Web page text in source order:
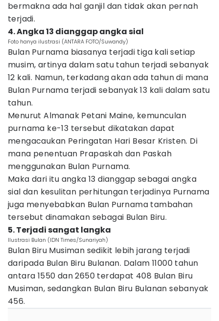
bermakna ada hal ganjil dan tidak akan pernah
terjadi.
4. Angka 13 dianggap angka sial
Foto hanya ilustrasi (ANTARA FOTO/Suwandy)
Bulan Purnama biasanya terjadi tiga kali setiap
musim, artinya dalam satu tahun terjadi sebanyak
12 kali. Namun, terkadang akan ada tahun di mana
Bulan Purnama terjadi sebanyak 13 kali dalam satu
tahun.
Menurut Almanak Petani Maine, kemunculan
purnama ke-13 tersebut dikatakan dapat
mengacaukan Peringatan Hari Besar Kristen. Di
mana penentuan Prapaskah dan Paskah
menggunakan Bulan Purnama.
Maka dari itu angka 13 dianggap sebagai angka
sial dan kesulitan perhitungan terjadinya Purnama
juga menyebabkan Bulan Purnama tambahan
tersebut dinamakan sebagai Bulan Biru.
5. Terjadi sangat langka
Ilustrasi Bulan (IDN Times/Sunariyah)
Bulan Biru Musiman sedikit lebih jarang terjadi
daripada Bulan Biru Bulanan. Dalam 11000 tahun
antara 1550 dan 2650 terdapat 408 Bulan Biru
Musiman, sedangkan Bulan Biru Bulanan sebanyak
456.